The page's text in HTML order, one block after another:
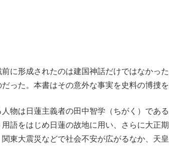
に形成されたのは建国神話だけではなかっ
った。本書はその意外な事実を史料の博捜
物は日蓮主義者の田中智学（ちがく）であ
語をはじめ日蓮の故地に用い、さらに大正
関東大震災などで社会不安が広がるなか、天